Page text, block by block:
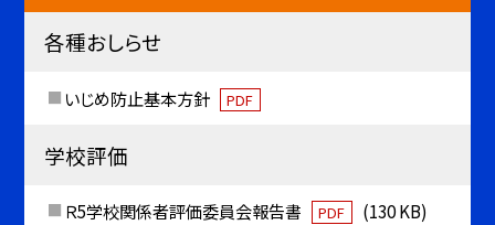
各種おしらせ
いじめ防止基本方針 PDF
学校評価
Ｒ5学校関係者評価委員会報告書 PDF
(130 KB)